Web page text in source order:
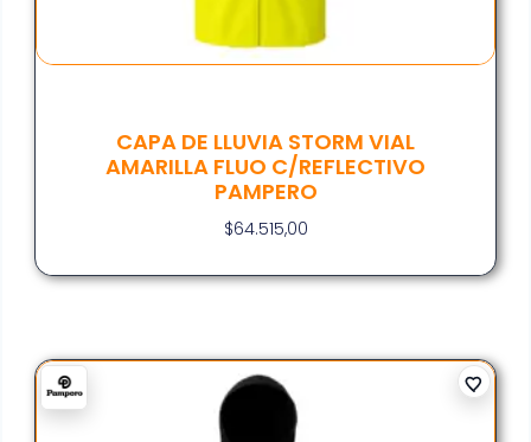
CAPA DE LLUVIA STORM VIAL
AMARILLA FLUO C/REFLECTIVO
PAMPERO
$64.515,00